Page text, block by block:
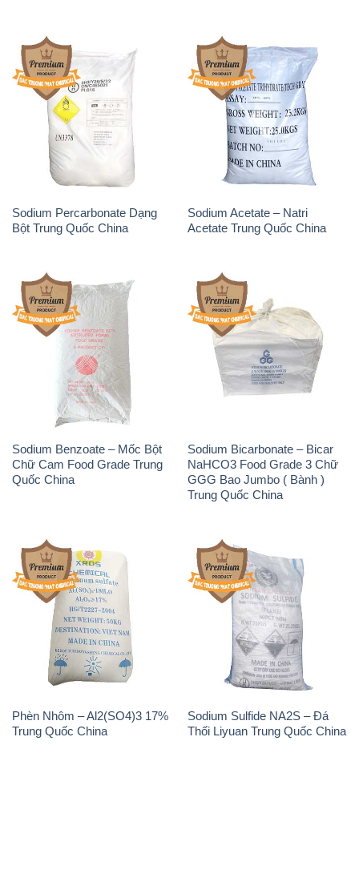
Sodium Percarbonate Dạng
Bột Trung Quốc China
Sodium Acetate – Natri
Acetate Trung Quốc China
Sodium Benzoate – Mốc Bột
Chữ Cam Food Grade Trung
Quốc China
Sodium Bicarbonate – Bicar
NaHCO3 Food Grade 3 Chữ
GGG Bao Jumbo ( Bành )
Trung Quốc China
Phèn Nhôm – Al2(SO4)3 17%
Trung Quốc China
Sodium Sulfide NA2S – Đá
Thối Liyuan Trung Quốc China